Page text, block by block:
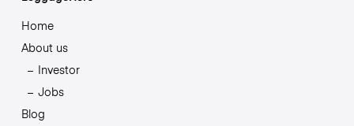
Home
About us
Investor
Jobs
Blog